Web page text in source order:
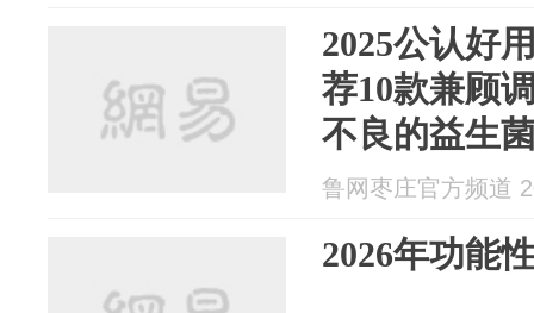
2025公认好
荐10款兼顾
不良的益生
鲁网枣庄官方频道
2026年功能